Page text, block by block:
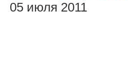
05 июля 2011